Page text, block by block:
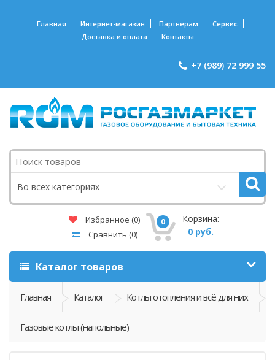
Главная Интернет-магазин Партнерам
Сервис
Доставка и оплата
Контакты
+7 (989) 72 999 55
Поиск
Во всех категориях
Избранное (0)
Сравнить (0)
0
Корзина:
0 руб.
Каталог товаров
Главная Каталог Котлы отопления и всё для них
Газовые котлы (напольные)